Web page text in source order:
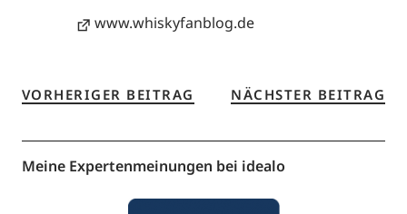
www.whiskyfanblog.de
VORHERIGER BEITRAG NÄCHSTER BEITRAG
Meine Expertenmeinungen bei idealo